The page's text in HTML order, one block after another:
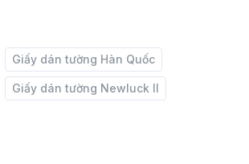
Giấy dán tường Hàn Quốc
Giấy dán tường Newluck II